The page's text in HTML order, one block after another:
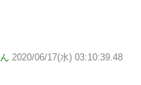
2020/06/17(水) 03:10:39.48